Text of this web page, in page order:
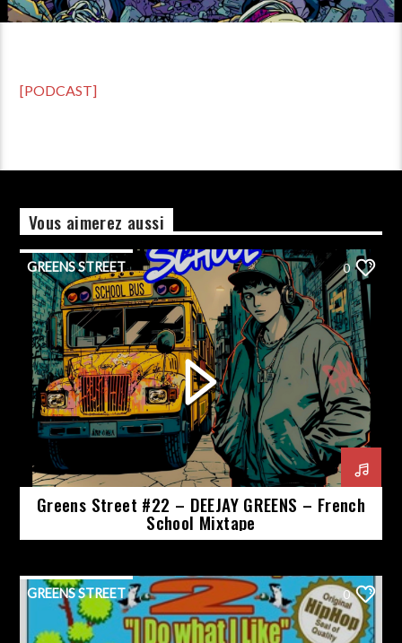
[PODCAST]
Vous aimerez aussi
GREENS STREET 0
Greens Street #22 – DEEJAY GREENS – French
School Mixtape
GREENS STREET 0